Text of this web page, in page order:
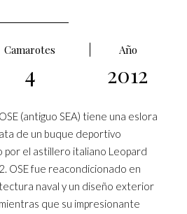
Camarotes Año
4 2012
(antiguo SEA) tiene una eslora
de un buque deportivo
por el astillero italiano Leopard
OSE fue reacondicionado en
naval y un diseño exterior
que su impresionante